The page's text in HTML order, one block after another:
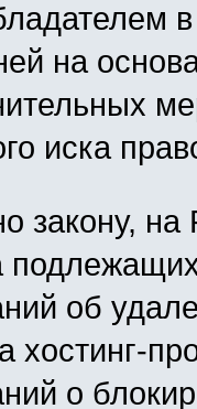
на
иска
закону, на
об
хостинг-
о